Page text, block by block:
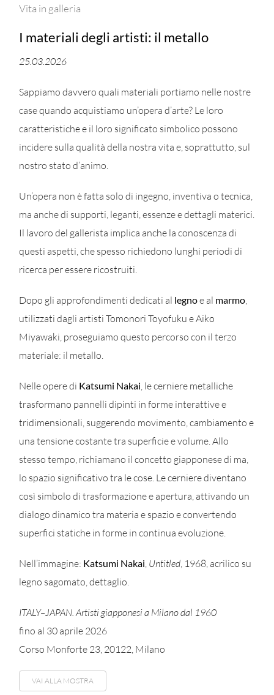
Vita in galleria
I materiali degli artisti: il metallo
25.03.2026
Sappiamo davvero quali materiali portiamo nelle nostre
case quando acquistiamo un’opera d’arte? Le loro
caratteristiche e il loro significato simbolico possono
incidere sulla qualità della nostra vita e, soprattutto, sul
nostro stato d’animo.
Un’opera non è fatta solo di ingegno, inventiva o tecnica,
ma anche di supporti, leganti, essenze e dettagli materici.
Il lavoro del gallerista implica anche la conoscenza di
questi aspetti, che spesso richiedono lunghi periodi di
ricerca per essere ricostruiti.
Dopo gli approfondimenti dedicati al legnoe al marmo,
utilizzati dagli artisti Tomonori Toyofuku e Aiko
Miyawaki, proseguiamo questo percorso con il terzo
materiale: il metallo.
Nelle opere di Katsumi Nakai, le cerniere metalliche
trasformano pannelli dipinti in forme interattive e
tridimensionali, suggerendo movimento, cambiamento e
una tensione costante tra superficie e volume. Allo
stesso tempo, richiamano il concetto giapponese di ma,
lo spazio significativo tra le cose. Le cerniere diventano
così simbolo di trasformazione e apertura, attivando un
dialogo dinamico tra materia e spazio e convertendo
superfici statiche in forme in continua evoluzione.
Nell’immagine: Katsumi Nakai, Untitled, 1968, acrilico su
legno sagomato, dettaglio.
ITALY–JAPAN. Artisti giapponesi a Milano dal 1960
fino al 30 aprile 2026
Corso Monforte 23, 20122, Milano
VAI ALLA MOSTRA